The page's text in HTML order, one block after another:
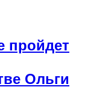
пройдет
Ольги